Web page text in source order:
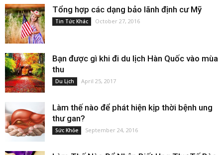
Tổng hợp các dạng bảo lãnh định cư Mỹ
Tin Tức Khác October 27, 2016
Bạn được gì khi đi du lịch Hàn Quốc vào mùa
thu
Du Lịch April 25, 2017
Làm thế nào để phát hiện kịp thời bệnh ung
thư gan?
Sức Khỏe September 24, 2016